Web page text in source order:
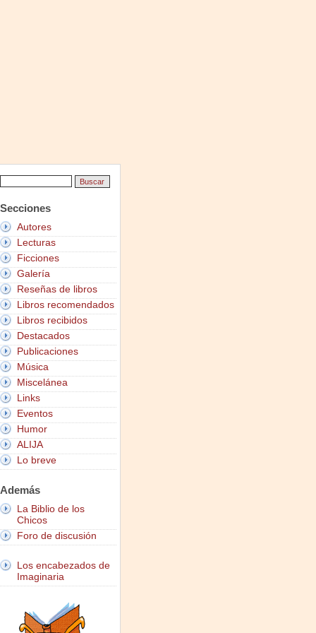
Secciones
Autores
Lecturas
Ficciones
Galería
Reseñas de libros
Libros recomendados
Libros recibidos
Destacados
Publicaciones
Música
Miscelánea
Links
Eventos
Humor
ALIJA
Lo breve
Además
La Biblio de los
Chicos
Foro de discusión
Los encabezados de
Imaginaria